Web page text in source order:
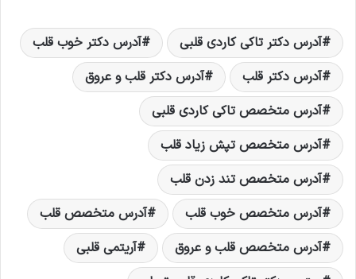
آدرس دکتر تاکی کاردی قلبی
آدرس دکتر خوب قلب
آدرس دکتر قلب
آدرس دکتر قلب و عروق
آدرس متخصص تاکی کاردی قلبی
آدرس متخصص تپش زیاد قلب
آدرس متخصص تند زدن قلب
آدرس متخصص خوب قلب
آدرس متخصص قلب
آدرس متخصص قلب و عروق
آریتمی قلبی